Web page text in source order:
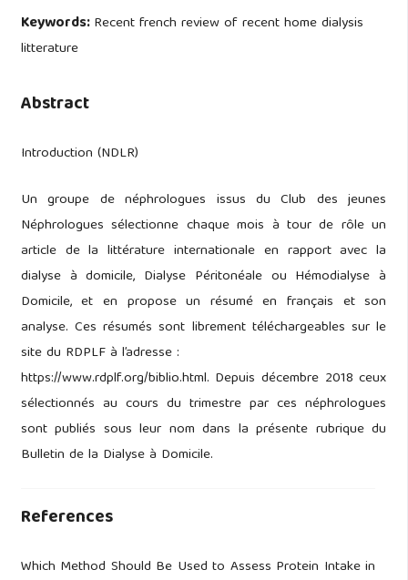
Keywords:Recent french review of recent home dialysis
litterature
Abstract
Introduction (NDLR)
Un groupe de néphrologues issus du Club des jeunes
Néphrologues sélectionne chaque mois à tour de rôle un
article de la littérature internationale en rapport avec la
dialyse à domicile, Dialyse Péritonéale ou Hémodialyse à
Domicile, et en propose un résumé en français et son
analyse. Ces résumés sont librement téléchargeables sur le
site du RDPLF à l’adresse :
https://www.rdplf.org/biblio.html. Depuis décembre 2018 ceux
sélectionnés au cours du trimestre par ces néphrologues
sont publiés sous leur nom dans la présente rubrique du
Bulletin de la Dialyse à Domicile.
References
Which Method Should Be Used to Assess Protein Intake in